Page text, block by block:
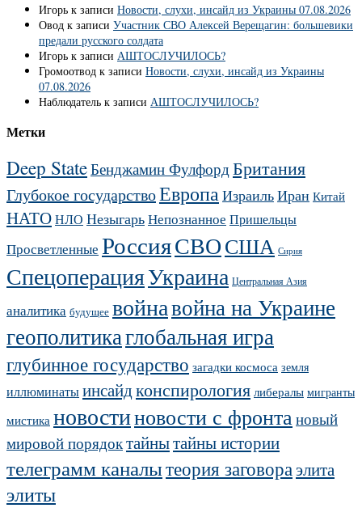
Игорь к записи Новости, слухи, инсайд из Украины 07.08.2026
Овод к записи Участник СВО Алексей Верещагин: большевики
предали русского солдата
Игорь к записи АШТОСЛУЧИЛОСЬ?
Громоотвод к записи Новости, слухи, инсайд из Украины
07.08.2026
Наблюдатель к записи АШТОСЛУЧИЛОСЬ?
Метки
Deep StateБенджамин Фулфорд Британия
Глубокое государствоЕвропаИзраильИран Китай
НАТОНЛО НезыгарьНепознанное Пришельцы
Просветленные РоссияСВОСША Сирия
СпецоперацияУкраина Центральная Азия
аналитика будущее войнавойна на Украине
геополитикаглобальная игра
глубинное государство загадки космоса земля
иллюминатыинсайдконспирология либералы мигранты
мистика новостиновости с фронта новый
мировой порядоктайнытайны истории
телеграмм каналытеория заговораэлита
элиты